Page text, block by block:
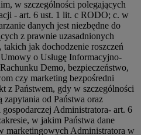
w szczególności polegających
- art. 6 ust. 1 lit. c RODO; c. w
danych jest niezbędne do
z prawnie uzasadnionych
jak dochodzenie roszczeń
o Usługę Informacyjno-
Demo, bezpieczeństwo,
czy marketing bezpośredni
z Państwem, gdy w szczególności
zapytania od Państwa oraz
gospodarczej Administratora- art. 6
w jakim Państwa dane
marketingowych Administratora w